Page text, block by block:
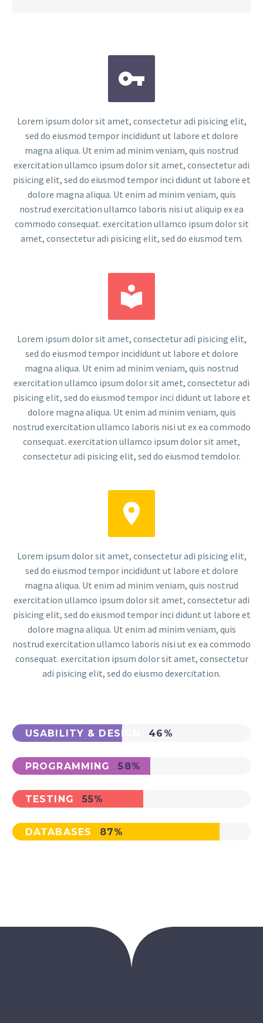


Lorem ipsum dolor sit amet, consectetur adi pisicing elit,
sed do eiusmod tempor incididunt ut labore et dolore
magna aliqua. Ut enim ad minim veniam, quis nostrud
exercitation ullamco ipsum dolor sit amet, consectetur adi
pisicing elit, sed do eiusmod tempor inci didunt ut labore et
dolore magna aliqua. Ut enim ad minim veniam, quis
nostrud exercitation ullamco laboris nisi ut aliquip ex ea
commodo consequat. exercitation ullamco ipsum dolor sit
amet, consectetur adi pisicing elit, sed do eiusmod tem.


Lorem ipsum dolor sit amet, consectetur adi pisicing elit,
sed do eiusmod tempor incididunt ut labore et dolore
magna aliqua. Ut enim ad minim veniam, quis nostrud
exercitation ullamco ipsum dolor sit amet, consectetur adi
pisicing elit, sed do eiusmod tempor inci didunt ut labore et
dolore magna aliqua. Ut enim ad minim veniam, quis
nostrud exercitation ullamco laboris nisi ut ex ea commodo
consequat. exercitation ullamco ipsum dolor sit amet,
consectetur adi pisicing elit, sed do eiusmod temdolor.


Lorem ipsum dolor sit amet, consectetur adi pisicing elit,
sed do eiusmod tempor incididunt ut labore et dolore
magna aliqua. Ut enim ad minim veniam, quis nostrud
exercitation ullamco ipsum dolor sit amet, consectetur adi
pisicing elit, sed do eiusmod tempor inci didunt ut labore et
dolore magna aliqua. Ut enim ad minim veniam, quis
nostrud exercitation ullamco laboris nisi ut ex ea commodo
consequat. exercitation ipsum dolor sit amet, consectetur
adi pisicing elit, sed do eiusmo dexercitation.
USABILITY & DESIGN 46%
PROGRAMMING 58%
TESTING 55%
DATABASES 87%